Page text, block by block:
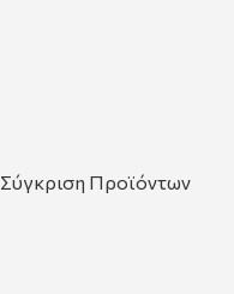
Σύγκριση Προϊόντων